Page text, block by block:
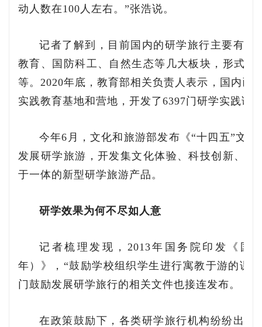
动人数在100人左右。”张浩说。
记者了解到，目前国内的研学旅行主要有传
教育、国防科工、自然生态等几大板块，形式上
等。2020年底，教育部相关负责人表示，国内已
实践教育基地和营地，开发了6397门研学实践课
今年6月，文化和旅游部发布《“十四五”文
发展研学旅游，开发集文化体验、科技创新、知
于一体的新型研学旅游产品。
研学效果为何不尽如人意
记者梳理发现，2013年国务院印发《国
年）》，“鼓励学校组织学生进行寓教于游的课
门鼓励发展研学旅行的相关文件也接连发布。
在政策鼓励下，各类研学旅行机构纷纷出现